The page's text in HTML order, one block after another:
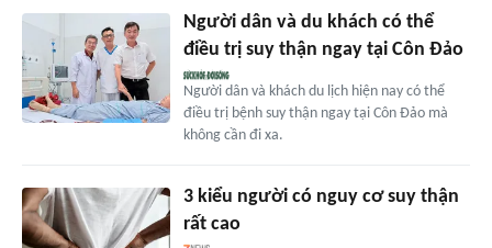
Người dân và du khách có thể
điều trị suy thận ngay tại Côn Đảo
Người dân và khách du lịch hiện nay có thể
điều trị bệnh suy thận ngay tại Côn Đảo mà
không cần đi xa.
3 kiểu người có nguy cơ suy thận
rất cao